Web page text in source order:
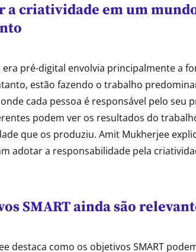
a criatividade em um
pré-digital envolvia principalmente a
estão fazendo o trabalho
cada pessoa é responsável pelo seu
podem ver os resultados do
que os produziu. Amit Mukherjee
adotar a responsabilidade pela
SMART ainda são
destaca como os objetivos SMART